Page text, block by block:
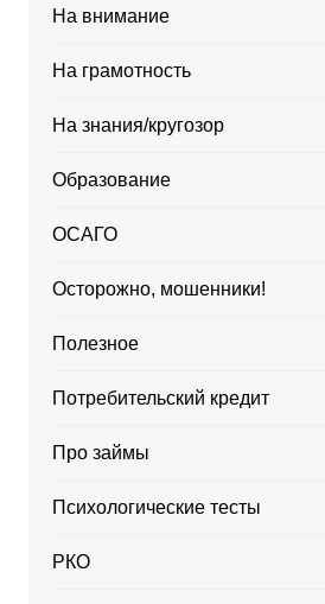
На внимание
На грамотность
На знания/кругозор
Образование
ОСАГО
Осторожно, мошенники!
Полезное
Потребительский кредит
Про займы
Психологические тесты
РКО